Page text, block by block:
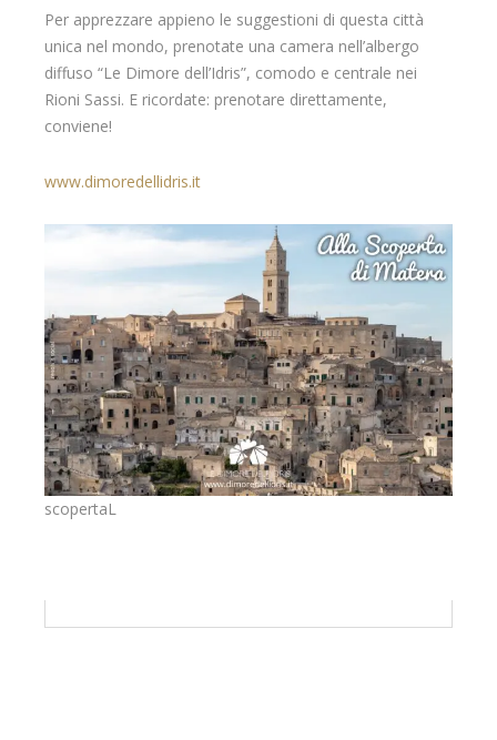
Per apprezzare appieno le suggestioni di questa città
unica nel mondo, prenotate una camera nell’albergo
diffuso “Le Dimore dell’Idris”, comodo e centrale nei
Rioni Sassi. E ricordate: prenotare direttamente,
conviene!
www.dimoredellidris.it
scopertaL